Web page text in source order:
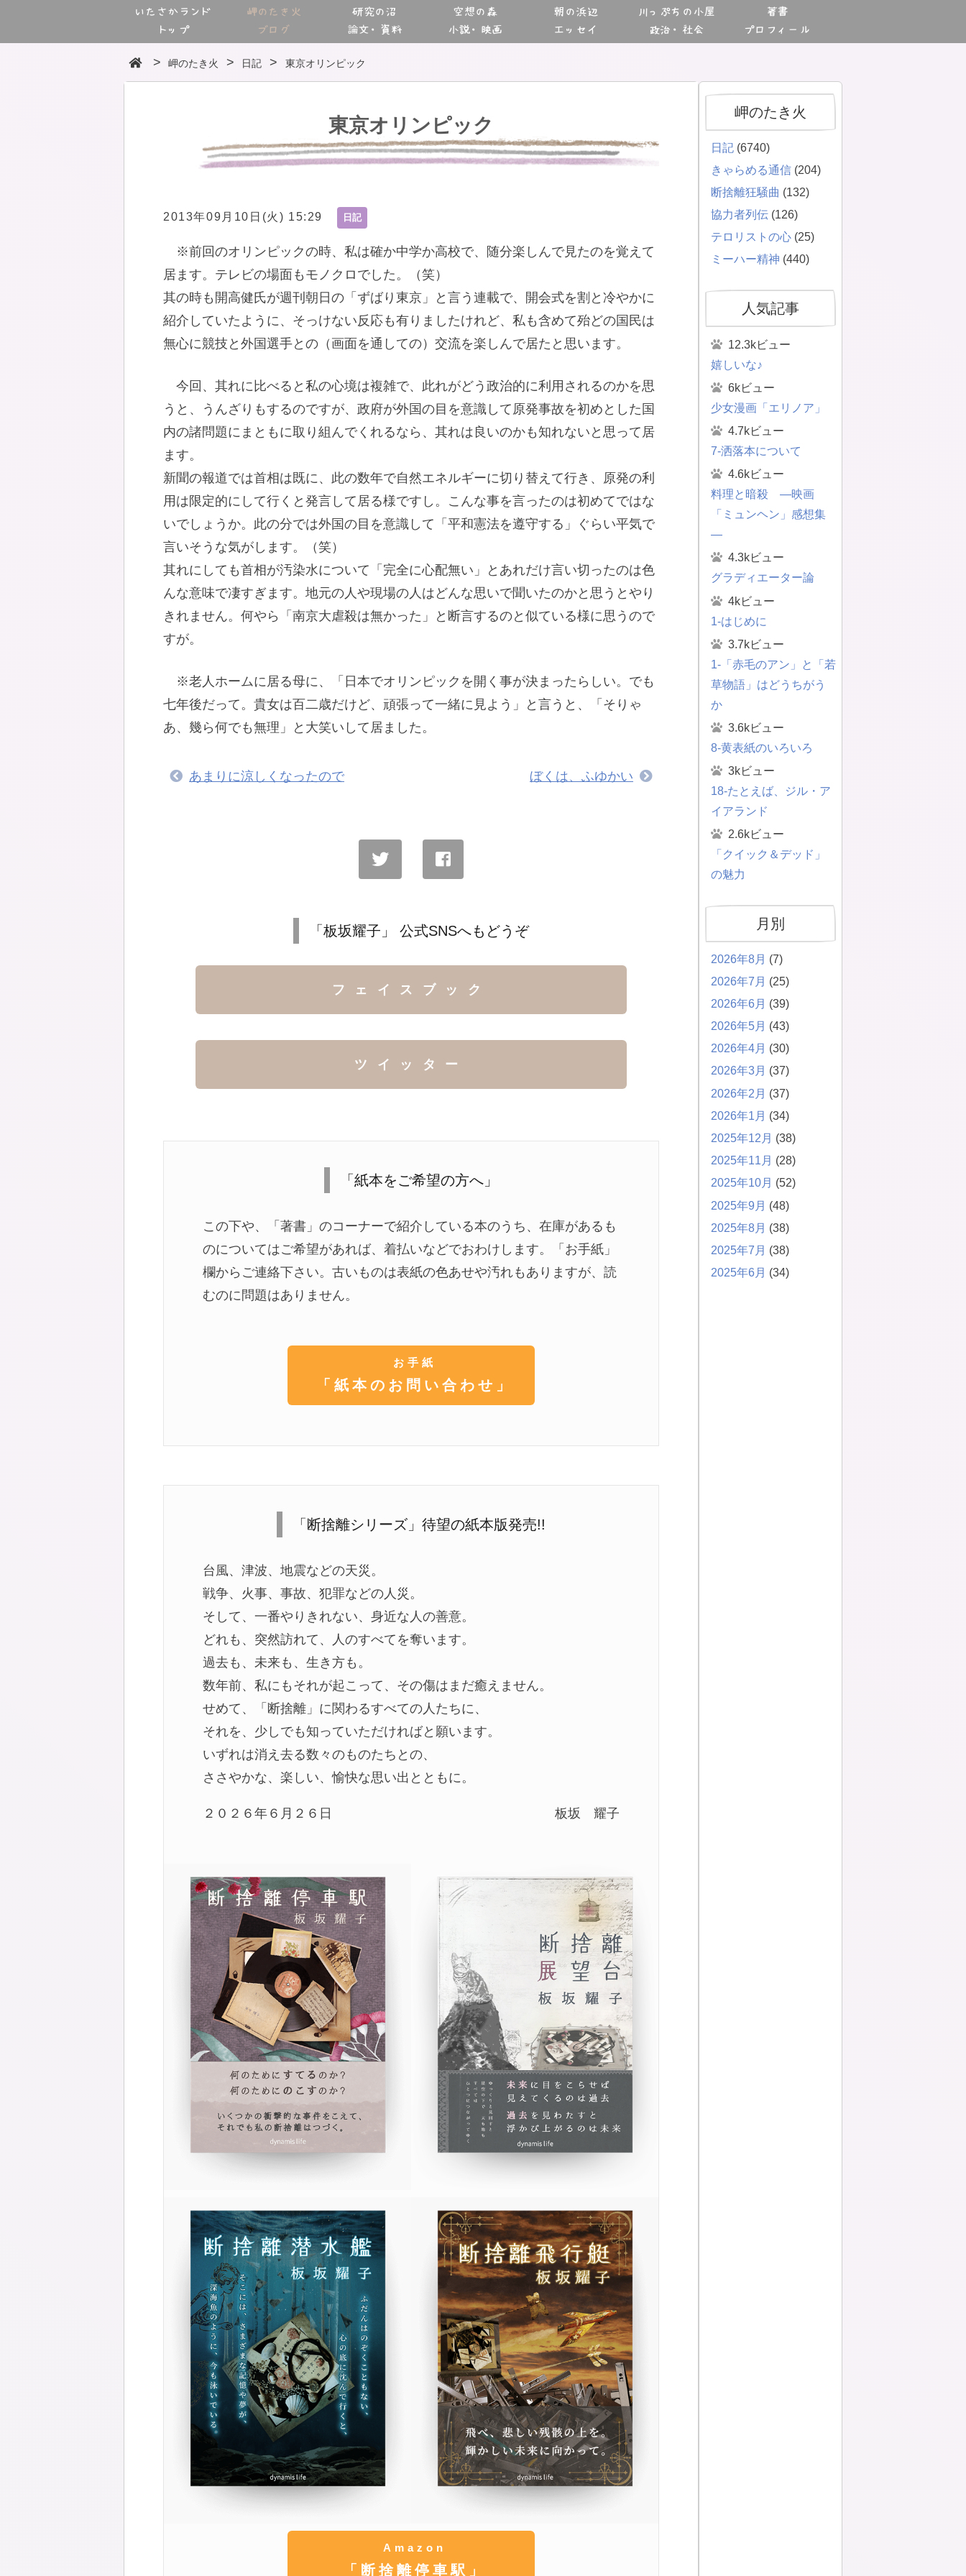
いたさかランド
トップ
岬のたき火
ブログ
研究の沼
論文・資料
空想の森
小説・映画
朝の浜辺
エッセイ
川っぷちの小屋
政治・社会
著書
プロフィール
岬のたき火 日記 東京オリンピック
東京オリンピック
2013年09月10日(火) 15:29 日記
※前回のオリンピックの時、私は確か中学か高校で、随分楽しんで見たのを覚えて
居ます。テレビの場面もモノクロでした。（笑）
其の時も開高健氏が週刊朝日の「ずばり東京」と言う連載で、開会式を割と冷やかに
紹介していたように、そっけない反応も有りましたけれど、私も含めて殆どの国民は
無心に競技と外国選手との（画面を通しての）交流を楽しんで居たと思います。
今回、其れに比べると私の心境は複雑で、此れがどう政治的に利用されるのかを思
うと、うんざりもするのですが、政府が外国の目を意識して原発事故を初めとした国
内の諸問題にまともに取り組んでくれるなら、其れは良いのかも知れないと思って居
ます。
新聞の報道では首相は既に、此の数年で自然エネルギーに切り替えて行き、原発の利
用は限定的にして行くと発言して居る様ですし。こんな事を言ったのは初めてではな
いでしょうか。此の分では外国の目を意識して「平和憲法を遵守する」ぐらい平気で
言いそうな気がします。（笑）
其れにしても首相が汚染水について「完全に心配無い」とあれだけ言い切ったのは色
んな意味で凄すぎます。地元の人や現場の人はどんな思いで聞いたのかと思うとやり
きれません。何やら「南京大虐殺は無かった」と断言するのと似ている様に思うので
すが。
※老人ホームに居る母に、「日本でオリンピックを開く事が決まったらしい。でも
七年後だって。貴女は百二歳だけど、頑張って一緒に見よう」と言うと、「そりゃ
あ、幾ら何でも無理」と大笑いして居ました。
あまりに涼しくなったので ぼくは、ふゆかい
「板坂耀子」 公式SNSへもどうぞ
フェイスブック
ツイッター
「紙本をご希望の方へ」
この下や、「著書」のコーナーで紹介している本のうち、在庫があるも
のについてはご希望があれば、着払いなどでおわけします。「お手紙」
欄からご連絡下さい。古いものは表紙の色あせや汚れもありますが、読
むのに問題はありません。
お手紙
「紙本のお問い合わせ」
「断捨離シリーズ」待望の紙本版発売!!
台風、津波、地震などの天災。
戦争、火事、事故、犯罪などの人災。
そして、一番やりきれない、身近な人の善意。
どれも、突然訪れて、人のすべてを奪います。
過去も、未来も、生き方も。
数年前、私にもそれが起こって、その傷はまだ癒えません。
せめて、「断捨離」に関わるすべての人たちに、
それを、少しでも知っていただければと願います。
いずれは消え去る数々のものたちとの、
ささやかな、楽しい、愉快な思い出とともに。
２０２６年６月２６日 板坂 耀子
Amazon
「断捨離停車駅」
岬のたき火
日記 (6740)
きゃらめる通信 (204)
断捨離狂騒曲 (132)
協力者列伝 (126)
テロリストの心 (25)
ミーハー精神 (440)
人気記事
12.3kビュー
嬉しいな♪
6kビュー
少女漫画「エリノア」
4.7kビュー
7-洒落本について
4.6kビュー
料理と暗殺 ―映画
「ミュンヘン」感想集
―
4.3kビュー
グラディエーター論
4kビュー
1-はじめに
3.7kビュー
1-「赤毛のアン」と「若
草物語」はどうちがう
か
3.6kビュー
8-黄表紙のいろいろ
3kビュー
18-たとえば、ジル・ア
イアランド
2.6kビュー
「クイック＆デッド」
の魅力
月別
2026年8月 (7)
2026年7月 (25)
2026年6月 (39)
2026年5月 (43)
2026年4月 (30)
2026年3月 (37)
2026年2月 (37)
2026年1月 (34)
2025年12月 (38)
2025年11月 (28)
2025年10月 (52)
2025年9月 (48)
2025年8月 (38)
2025年7月 (38)
2025年6月 (34)